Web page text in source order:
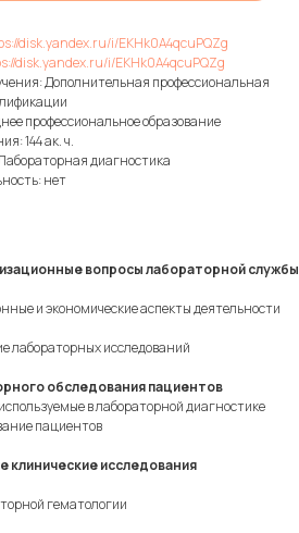
disk.yandex.ru/i/EKHk0A4qcuPQZg
disk.yandex.ru/i/EKHk0A4qcuPQZg
Дополнительная профессиональная
профессиональное образование
144 ак. ч.
диагностика
нет
вопросы лабораторной службы
и экономические аспекты деятельности
лабораторных исследований
обследования пациентов
в лабораторной диагностике
пациентов
клинические исследования
гематологии